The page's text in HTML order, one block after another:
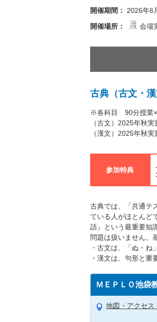
開催期間： 2026年6
開催場所：
会場
古典（古文・
※各科目 90分授業×
（古文）2025年秋
（漢文）2025年秋
参加特典
古典では、「共通テ
ている人がほとんど
語』という最重要知
問題は扱いません。
・古文は、「ぬ・ね
・漢文は、句形と重
ＭＥＰＬＯ池袋
地図・アクセス